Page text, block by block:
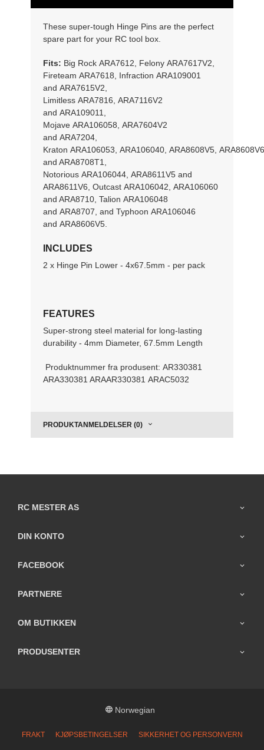
These super-tough Hinge Pins are the perfect
spare part for your RC tool box.
Fits: Big Rock ARA7612, Felony ARA7617V2,
Fireteam ARA7618, Infraction ARA109001
and ARA7615V2,
Limitless ARA7816, ARA7116V2
and ARA109011,
Mojave ARA106058, ARA7604V2
and ARA7204,
Kraton ARA106053, ARA106040, ARA8608V5,
and ARA8708T1,
Notorious ARA106044, ARA8611V5 and
ARA8611V6, Outcast ARA106042, ARA106060
and ARA8710, Talion ARA106048
and ARA8707, and Typhoon ARA106046
and ARA8606V5.
INCLUDES
2 x Hinge Pin Lower - 4x67.5mm - per pack
FEATURES
Super-strong steel material for long-lasting
durability - 4mm Diameter, 67.5mm Length
Produktnummer fra produsent:AR330381
ARA330381 ARAAR330381 ARAC5032
PRODUKTANMELDELSER (0)
RC MESTER AS
DIN KONTO
FACEBOOK
PARTNERE
OM BUTIKKEN
PRODUSENTER
Norwegian
FRAKT KJØPSBETINGELSER SIKKERHET OG PERSONVERN